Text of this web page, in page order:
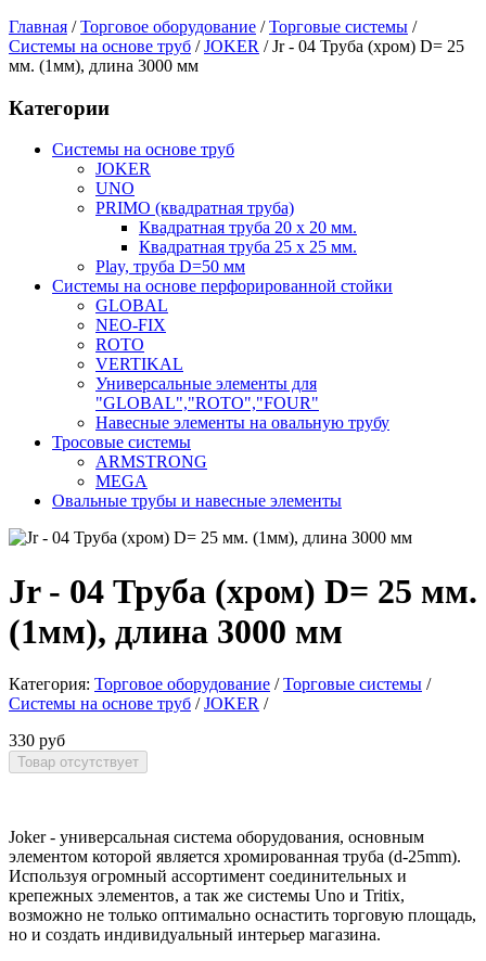
Главная / Торговое оборудование / Торговые системы /
Системы на основе труб / JOKER / Jr - 04 Труба (хром) D= 25
мм. (1мм), длина 3000 мм
Категории
Системы на основе труб
JOKER
UNO
PRIMO (квадратная труба)
Квадратная труба 20 х 20 мм.
Квадратная труба 25 х 25 мм.
Play, труба D=50 мм
Системы на основе перфорированной стойки
GLOBAL
NEO-FIX
ROTO
VERTIKAL
Универсальные элементы для
"GLOBAL","ROTO","FOUR"
Навесные элементы на овальную трубу
Тросовые системы
ARMSTRONG
MEGA
Овальные трубы и навесные элементы
Jr - 04 Труба (хром) D= 25 мм.
(1мм), длина 3000 мм
Категория: Торговое оборудование / Торговые системы /
Системы на основе труб / JOKER /
330 руб
Joker - универсальная система оборудования, основным
элементом которой является хромированная труба (d-25mm).
Используя огромный ассортимент соединительных и
крепежных элементов, а так же системы Uno и Tritix,
возможно не только оптимально оснастить торговую площадь,
но и создать индивидуальный интерьер магазина.